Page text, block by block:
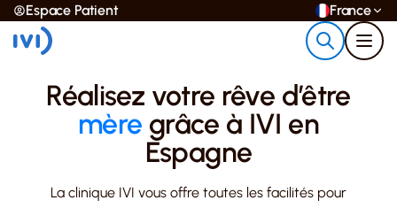
Espace Patient France
Réalisez votre rêve d’être
mère grâce à IVI en
Espagne
La clinique IVI vous offre toutes les facilités pour